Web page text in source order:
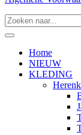
Home
NIEUW
KLEDING